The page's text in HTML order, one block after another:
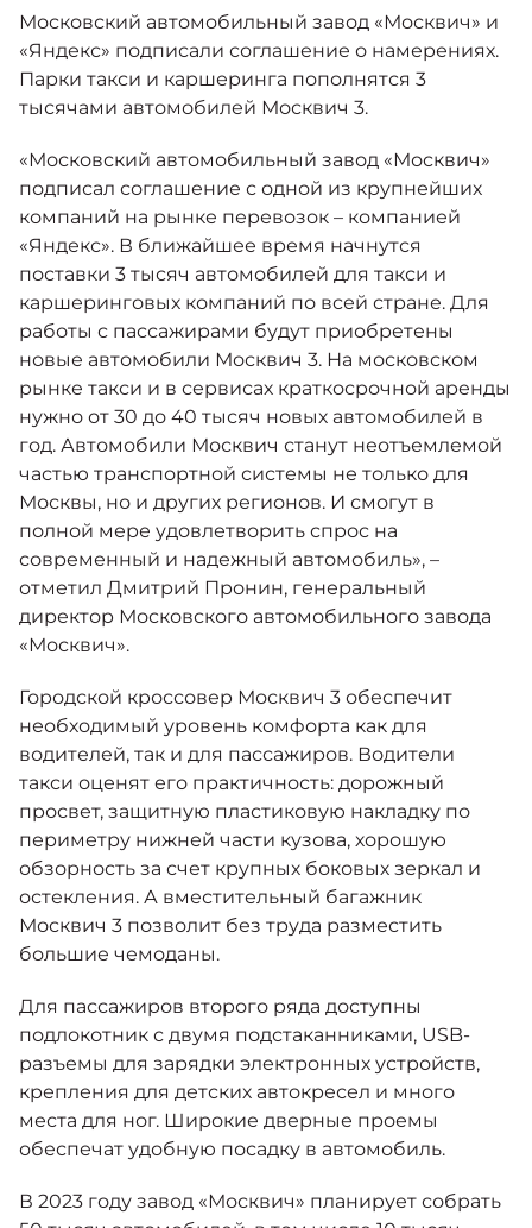
Яркий динамичный седан
от 2 237 000 ₽*
Москвич 3 с ручным
управлением (РУ)
Кроссовер, создающий равные
возможности
от 2 069 000 ₽*
Москвич 8
Практичный семиместный
кроссовер
от 3 125 000 ₽*
Кредитные программы
Спецпредложения
Калькулятор трейд-ин
Страховые программы
Моторное масло
СЕРВИСНЫЕ АКЦИИ
АКСЕССУАРЫ
КОНТАКТЫ
Московский автомобильный завод «Москвич» и
«Яндекс» подписали соглашение о намерениях.
Парки такси и каршеринга пополнятся 3
тысячами автомобилей Москвич 3.
«Московский автомобильный завод «Москвич»
подписал соглашение с одной из крупнейших
компаний на рынке перевозок – компанией
«Яндекс». В ближайшее время начнутся
поставки 3 тысяч автомобилей для такси и
каршеринговых компаний по всей стране. Для
работы с пассажирами будут приобретены
новые автомобили Москвич 3. На московском
рынке такси и в сервисах краткосрочной аренды
нужно от 30 до 40 тысяч новых автомобилей в
год. Автомобили Москвич станут неотъемлемой
частью транспортной системы не только для
Москвы, но и других регионов. И смогут в
полной мере удовлетворить спрос на
современный и надежный автомобиль», –
отметил Дмитрий Пронин, генеральный
директор Московского автомобильного завода
«Москвич».
Городской кроссовер Москвич 3 обеспечит
необходимый уровень комфорта как для
водителей, так и для пассажиров. Водители
такси оценят его практичность: дорожный
просвет, защитную пластиковую накладку по
периметру нижней части кузова, хорошую
обзорность за счет крупных боковых зеркал и
остекления. А вместительный багажник
Москвич 3 позволит без труда разместить
большие чемоданы.
Для пассажиров второго ряда доступны
подлокотник с двумя подстаканниками, USB-
разъемы для зарядки электронных устройств,
крепления для детских автокресел и много
места для ног. Широкие дверные проемы
обеспечат удобную посадку в автомобиль.
В 2023 году завод «Москвич» планирует собрать